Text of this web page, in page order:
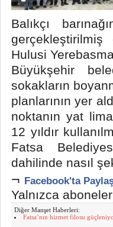
Balıkçı
Hulusi
Büyükşehir
sokakların
planlarının yer
noktanın yat
12 yıldır
Fatsa
dahilinde nasıl
¬ Facebook'ta
Yalnızca
Diğer Manşet Haberleri:
Fatsa’nın hizmet filosu